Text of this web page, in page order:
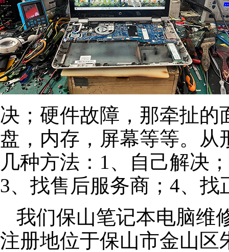
决；硬件故障，那牵扯的
盘，内存，屏幕等等。从
几种方法：1、自己解决
3、找售后服务商；4、找
我们保山笔记本电脑维
注册地位于保山市金山区